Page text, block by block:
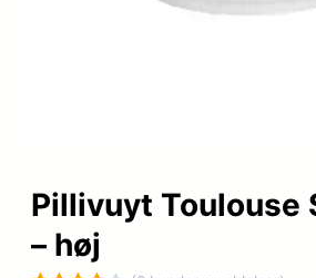
Pillivuyt Toulouse
– høj